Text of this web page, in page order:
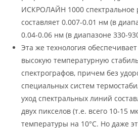
ИСКРОЛАЙН 1000 спектральное
составляет 0.007-0.01 нм (в
0.04-0.06 нм (в диапазоне 330-
Эта же технология
высокую температурную
спектрографов, причем без
специальных систем
уход спектральных линий
двух пикселов (т.е. всего 10-15
температуры на 10°С. Но даже